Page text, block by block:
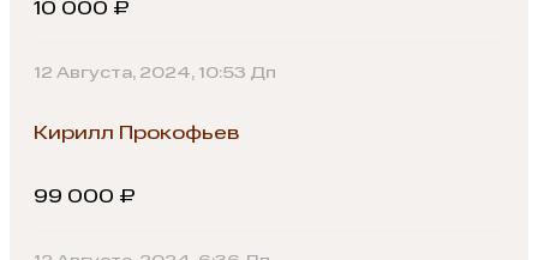
10 000 ₽
12 Августа, 2024, 10:53 Дп
Кирилл Прокофьев
99 000 ₽